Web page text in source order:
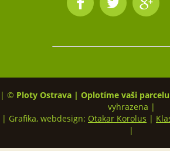
| © Ploty Ostrava | Oplotíme vaši parcelu
vyhrazena |
| Grafika, webdesign: Otakar Korolus |
|